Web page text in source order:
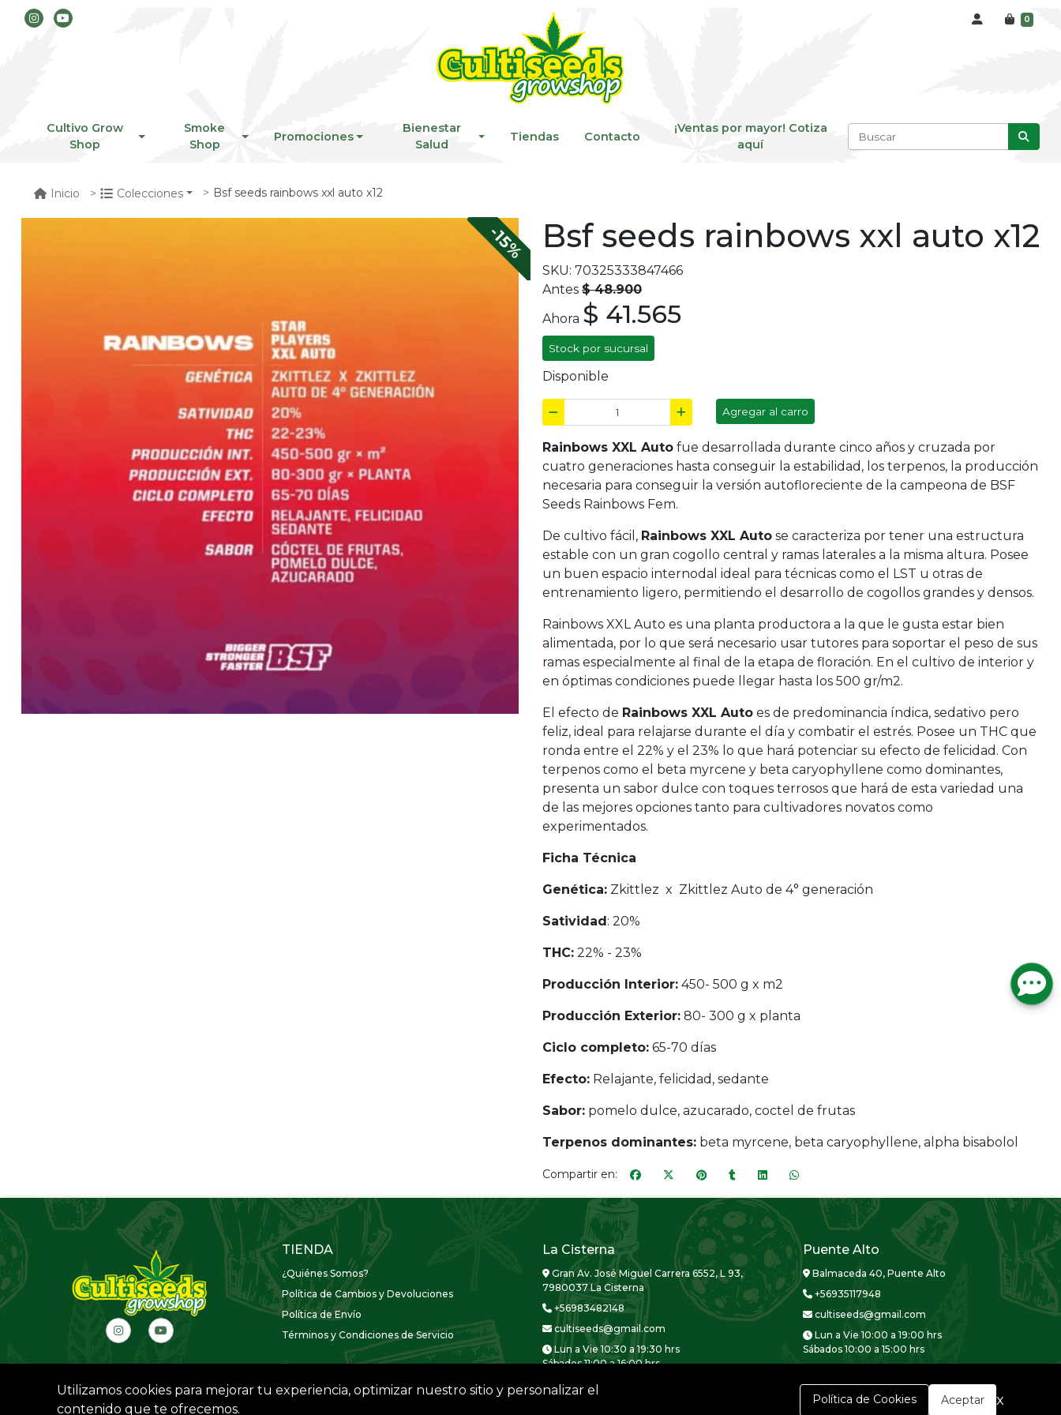
0
Cultivo Grow
Shop
Smoke
Shop
Promociones
Bienestar
Salud
Tiendas Contacto
¡Ventas por mayor! Cotiza
aquí
Inicio Colecciones Bsf seeds rainbows xxl auto x12
-15% Bsf seeds rainbows xxl auto x12
SKU: 70325333847466
Antes $ 48.900
Ahora $ 41.565
Stock por sucursal
Disponible
Agregar al carro
Rainbows XXL Auto fue desarrollada durante cinco años y cruzada por
cuatro generaciones hasta conseguir la estabilidad, los terpenos, la producción
necesaria para conseguir la versión autofloreciente de la campeona de BSF
Seeds Rainbows Fem.
De cultivo fácil, Rainbows XXL Auto se caracteriza por tener una estructura
estable con un gran cogollo central y ramas laterales a la misma altura. Posee
un buen espacio internodal ideal para técnicas como el LST u otras de
entrenamiento ligero, permitiendo el desarrollo de cogollos grandes y densos.
Rainbows XXL Auto es una planta productora a la que le gusta estar bien
alimentada, por lo que será necesario usar tutores para soportar el peso de sus
ramas especialmente al final de la etapa de floración. En el cultivo de interior y
en óptimas condiciones puede llegar hasta los 500 gr/m2.
El efecto de Rainbows XXL Auto es de predominancia índica, sedativo pero
feliz, ideal para relajarse durante el día y combatir el estrés. Posee un THC que
ronda entre el 22% y el 23% lo que hará potenciar su efecto de felicidad. Con
terpenos como el beta myrcene y beta caryophyllene como dominantes,
presenta un sabor dulce con toques terrosos que hará de esta variedad una
de las mejores opciones tanto para cultivadores novatos como
experimentados.
Ficha Técnica
Genética: Zkittlez x Zkittlez Auto de 4° generación
Satividad : 20%
THC: 22% - 23%
Producción Interior: 450- 500 g x m2
Producción Exterior: 80- 300 g x planta
Ciclo completo: 65-70 días
Efecto: Relajante, felicidad, sedante
Sabor: pomelo dulce, azucarado, coctel de frutas
Terpenos dominantes: beta myrcene, beta caryophyllene, alpha bisabolol
Compartir en:
TIENDA
¿Quiénes Somos?
Política de Cambios y Devoluciones
Política de Envío
Términos y Condiciones de Servicio
La Cisterna
Gran Av. José Miguel Carrera 6552, L 93,
7980037 La Cisterna
+56983482148
cultiseeds@gmail.com
Lun a Vie 10:30 a 19:30 hrs
Sábados 11:00 a 16:00 hrs
Puente Alto
Balmaceda 40, Puente Alto
+56935117948
cultiseeds@gmail.com
Lun a Vie 10:00 a 19:00 hrs
Sábados 10:00 a 15:00 hrs
Utilizamos cookies para mejorar tu experiencia, optimizar nuestro sitio y personalizar el
contenido que te ofrecemos.
Política de Cookies Aceptar x